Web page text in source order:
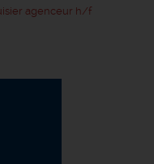
agenceur h/f